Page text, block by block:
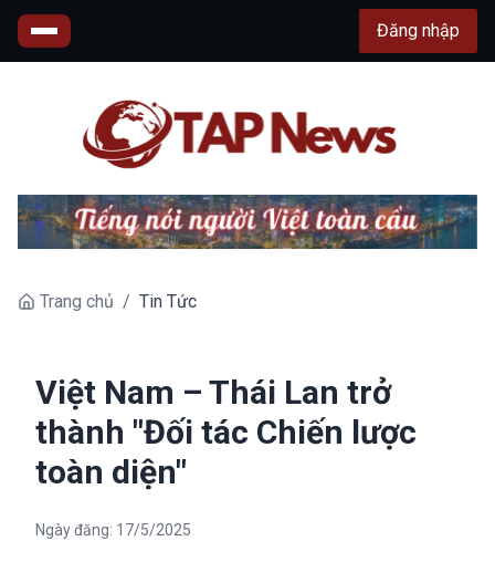
Đăng nhập
Trang chủ / Tin Tức
Việt Nam – Thái Lan trở
thành "Đối tác Chiến lược
toàn diện"
Ngày đăng: 17/5/2025